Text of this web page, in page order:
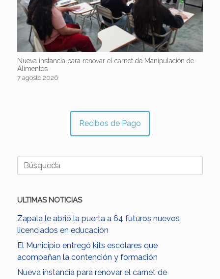
Nueva instancia para renovar el carnet de Manipulación de
Alimentos
7 agosto 2026
Recibos de Pago
Buscar:
ULTIMAS NOTICIAS
Zapala le abrió la puerta a 64 futuros nuevos
licenciados en educación
El Municipio entregó kits escolares que
acompañan la contención y formación
Nueva instancia para renovar el carnet de